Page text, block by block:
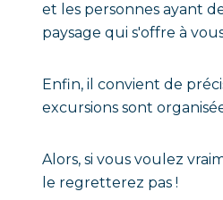
et les personnes ayant
paysage qui s'offre à
Enfin, il convient de
excursions sont
Alors, si vous voulez
le regretterez pas !